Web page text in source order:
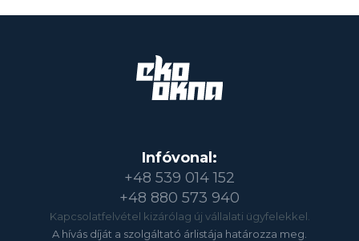
Infóvonal:
+48 539 014 152
+48 880 573 940
Kapcsolatfelvétel kizárólag új vállalati ügyfelekkel.
A hívás díját a szolgáltató árlistája határozza meg.